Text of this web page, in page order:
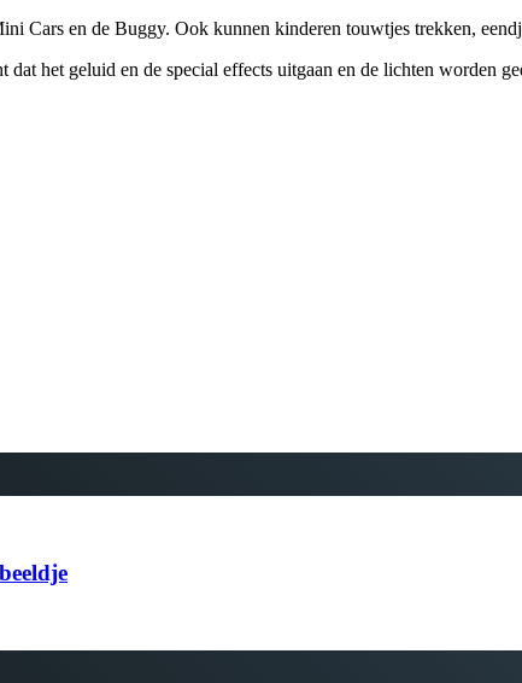
Cars en de Buggy. Ook kunnen kinderen touwtjes trekken,
het geluid en de special effects uitgaan en de lichten worden